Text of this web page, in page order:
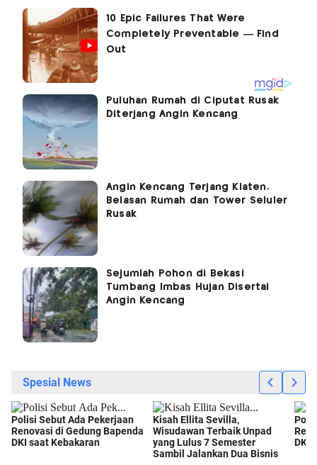
Puluhan Rumah di Ciputat Rusak
Diterjang Angin Kencang
Angin Kencang Terjang Klaten,
Belasan Rumah dan Tower Seluler
Rusak
Sejumlah Pohon di Bekasi
Tumbang Imbas Hujan Disertai
Angin Kencang